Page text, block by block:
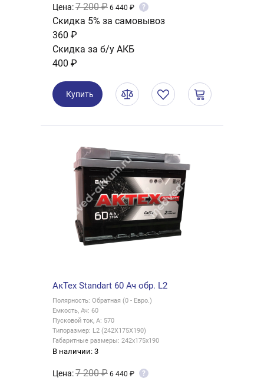
Цена:7 200 ₽ 6 440 ₽ ?
Скидка 5% за самовывоз
360 ₽
Скидка за б/у АКБ
400 ₽
Купить
АкТех Standart 60 Ач обр. L2
Полярность: Обратная (0 - Евро.)
Емкость, Ач: 60
Пусковой ток, А: 570
Типоразмер: L2 (242X175X190)
Габаритные размеры: 242x175x190
В наличии: 3
Цена:7 200 ₽ 6 440 ₽ ?